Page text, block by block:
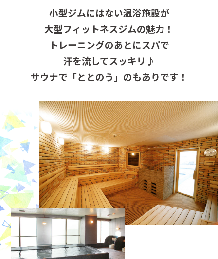
小型ジムにはない温浴施設が
大型フィットネスジムの魅力！
トレーニングのあとにスパで
汗を流してスッキリ♪
サウナで「ととのう」のもありです！